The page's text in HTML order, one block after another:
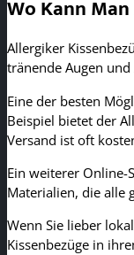
Wo Kann
Allergiker
tränende Augen
Eine der besten
Beispiel bietet der
Versand ist oft
Ein weiterer Online-
Materialien, die alle
Wenn Sie lieber
Kissenbezüge in